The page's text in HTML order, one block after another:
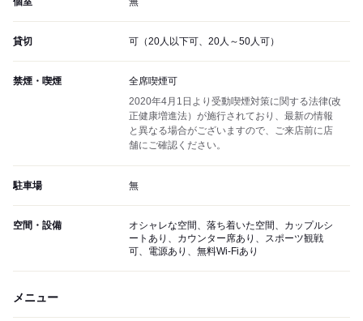
貸切 可（20人以下可、20人～50人可）
禁煙・喫煙
全席喫煙可
2020年4月1日より受動喫煙対策に関する法律(改
正健康増進法）が施行されており、最新の情報
と異なる場合がございますので、ご来店前に店
舗にご確認ください。
駐車場 無
空間・設備
オシャレな空間、落ち着いた空間、カップルシ
ートあり、カウンター席あり、スポーツ観戦
可、電源あり、無料Wi-Fiあり
メニュー